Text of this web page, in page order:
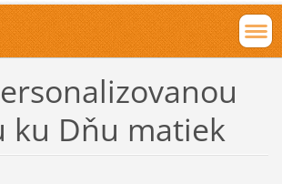
ku Dňu matiek